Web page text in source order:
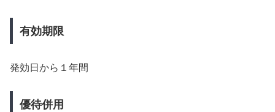
有効期限
発効日から１年間
優待併用